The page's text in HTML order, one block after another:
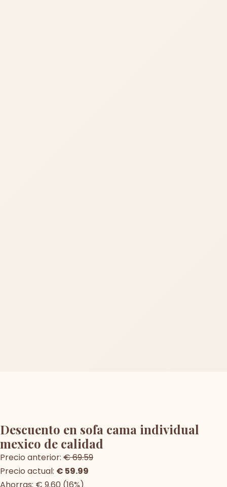
Descuento en sofa cama individual
mexico de calidad
Precio anterior: € 69.59
Precio actual: € 59.99